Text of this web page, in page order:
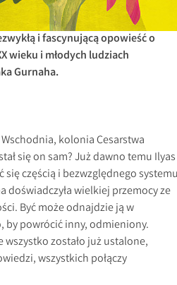
i fascynującą opowieść o
wieku i młodych ludziach
Gurnaha.
kolonia Cesarstwa
się on sam? Już dawno temu Ilyas
się częścią i bezwzględnego
doświadczyła wielkiej przemocy ze
Być może odnajdzie ją w
by powrócić inny, odmieniony.
zostało już ustalone,
wszystkich połączy